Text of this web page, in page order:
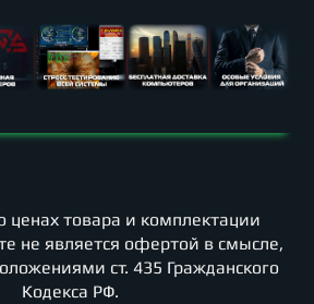
товара и комплектации
не является офертой в смысле,
ст. 435 Гражданского
Кодекса РФ.